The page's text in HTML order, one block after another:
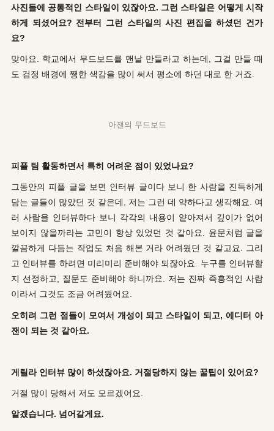
사진들에 공통적인 스타일이 있잖아요. 그런 스타일은 어떻게 시작
하게 되셨어요? 전부터 그런 스타일의 사진 편집을 하셨던 건가
요?
맞아요. 학교에서 무드보드를 맨날 만들라고 하는데, 그걸 만들 때
도 검정 배경에 쨍한 색감을 많이 써서 평소에 하던 대로 한 거죠.
아잰의 무드보드
피플 팀 활동하면서 특히 어려운 점이 있었나요?
그동안의 피플 글을 보면 인터뷰 글이다 보니 한 사람을 진득하게
담는 글들이 많았던 것 같은데, 저는 그런 데 약하다고 생각해요. 여
러 사람을 인터뷰하다 보니 각각의 내용이 얕아져서 깊이가 없어
보이지 않을까라는 고민이 항상 있었던 것 같아요. 윤문처럼 글을
깔끔하게 다듬는 작업도 처음 해본 거라 어려웠던 것 같고요. 그리
고 인터뷰를 하려면 미리미리 준비해야 되잖아요. 누구를 인터뷰할
지 선정하고, 질문도 준비해야 하니까요. 저는 진짜 즉흥적인 사람
이라서 그것도 조금 어려웠어요.
오히려 그런 점들이 모여서 개성이 되고 스타일이 되고, 에디터 아
잰이 되는 것 같아요.
게릴라 인터뷰 많이 하셨잖아요. 거절당하지 않는 꿀팁이 있어요?
거절 많이 당해서 저도 모르겠어요.
알겠습니다. 넘어갈게요.